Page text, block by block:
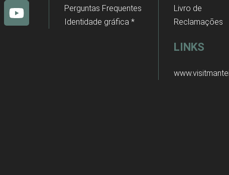
Perguntas Frequentes
Identidade gráfica *
Livro de
Reclamações
LINKS